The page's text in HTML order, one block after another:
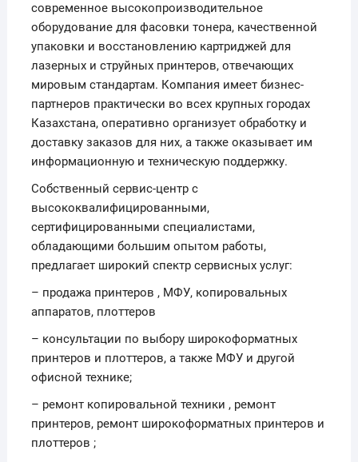
современное высокопроизводительное
оборудование для фасовки тонера, качественной
упаковки и восстановлению картриджей для
лазерных и струйных принтеров, отвечающих
мировым стандартам. Компания имеет бизнес-
партнеров практически во всех крупных городах
Казахстана, оперативно организует обработку и
доставку заказов для них, а также оказывает им
информационную и техническую поддержку.
Собственный сервис-центр с
высококвалифицированными,
сертифицированными специалистами,
обладающими большим опытом работы,
предлагает широкий спектр сервисных услуг:
– продажа принтеров , МФУ, копировальных
аппаратов, плоттеров
– консультации по выбору широкоформатных
принтеров и плоттеров, а также МФУ и другой
офисной технике;
– ремонт копировальной техники , ремонт
принтеров, ремонт широкоформатных принтеров и
плоттеров ;